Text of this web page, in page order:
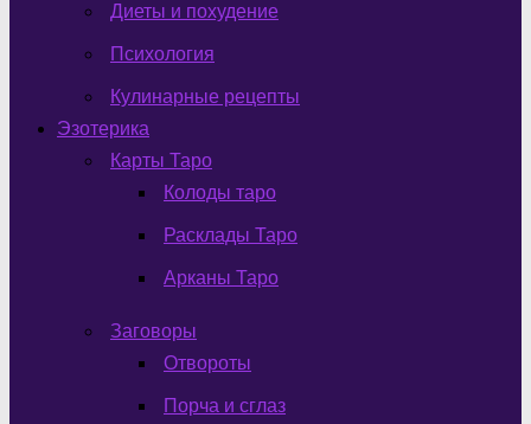
Диеты и похудение
Психология
Кулинарные рецепты
Эзотерика
Карты Таро
Колоды таро
Расклады Таро
Арканы Таро
Заговоры
Отвороты
Порча и сглаз